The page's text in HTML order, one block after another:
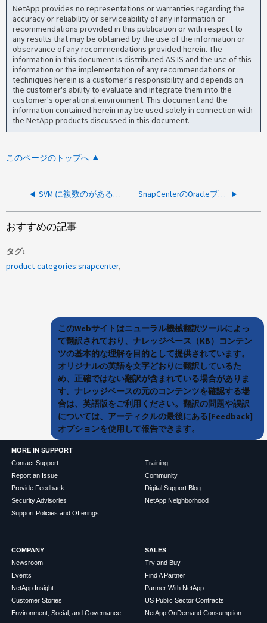
NetApp provides no representations or warranties regarding the
accuracy or reliability or serviceability of any information or
recommendations provided in this publication or with respect to
any results that may be obtained by the use of the information or
observance of any recommendations provided herein. The
information in this document is distributed AS IS and the use of this
information or the implementation of any recommendations or
techniques herein is a customer's responsibility and depends on
the customer's ability to evaluate and integrate them into the
customer's operational environment. This document and the
information contained herein may be used solely in connection with
the NetApp products discussed in this document.
このページのトップへ
SVM に複数のがある場合、 SnapCenter のリストアまたはクローンは失敗します 同じデータプロトコルを使用する LIF です SnapCenterのOracleプラグインはフルアクセスにもかかわらずプレスクリプトとポストスクリプトの実行に失敗する
おすすめの記事
タグ
product-categories:snapcenter
このWebサイトはニューラル機械翻訳ツールによっ
て翻訳されており、ナレッジベース（KB）コンテン
ツの基本的な理解を目的として提供されています。
オリジナルの英語を文字どおりに翻訳しているた
め、正確ではない翻訳が含まれている場合がありま
す。ナレッジベースの元のコンテンツを確認する場
合は、英語版をご利用ください。翻訳の問題や誤訳
については、アーティクルの最後にある[Feedback]
オプションを使用して報告できます。
MORE IN SUPPORT
Contact Support
Report an Issue
Provide Feedback
Security Advisories
Support Policies and Offerings
Training
Community
Digital Support Blog
NetApp Neighborhood
COMPANY
Newsroom
Events
NetApp Insight
Customer Stories
Environment, Social, and Governance
SALES
Try and Buy
Find A Partner
Partner With NetApp
US Public Sector Contracts
NetApp OnDemand Consumption